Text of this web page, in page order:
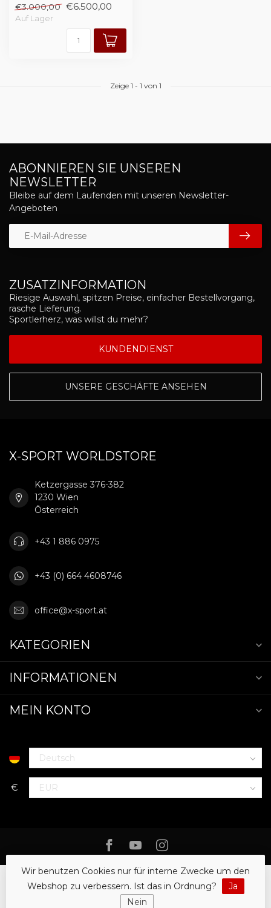
€3.000,00 €6.500,00
Auf Lager
Zeige 1 - 1 von 1
ZUSATZINFORMATION
Riesige Auswahl, spitzen Preise, einfacher Bestellvorgang,
rasche Lieferung.
Sportlerherz, was willst du mehr?
KUNDENDIENST
UNSERE GESCHÄFTE ANSEHEN
ABONNIEREN SIE UNSEREN
NEWSLETTER
Bleibe auf dem Laufenden mit unseren Newsletter-
Angeboten
X-SPORT WORLDSTORE
Ketzergasse 376-382
1230 Wien
Österreich
+43 1 886 0975
+43 (0) 664 4608746
office@x-sport.at
KATEGORIEN
INFORMATIONEN
MEIN KONTO
€
Wir benutzen Cookies nur für interne Zwecke um den
Webshop zu verbessern. Ist das in Ordnung?
Ja
Nein